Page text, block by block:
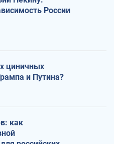
России
циничных
и Путина?
как